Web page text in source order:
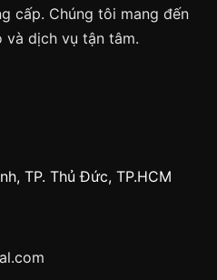
cấp. Chúng tôi mang đến
và dịch vụ tận tâm.
TP. Thủ Đức, TP.HCM